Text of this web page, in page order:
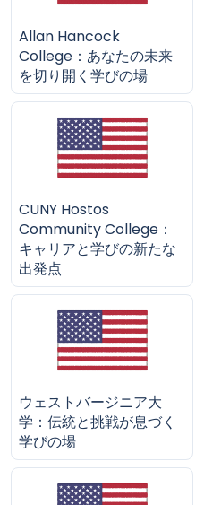
Allan Hancock
College：あなたの未来
を切り開く学びの場
CUNY Hostos
Community College：
キャリアと学びの新たな
出発点
ウェストバージニア大
学：伝統と挑戦が息づく
学びの場